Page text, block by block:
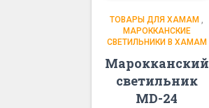
ТОВАРЫ ДЛЯ ХАМАМ ,
МАРОККАНСКИЕ
СВЕТИЛЬНИКИ В ХАМАМ
Марокканский
светильник
MD-24